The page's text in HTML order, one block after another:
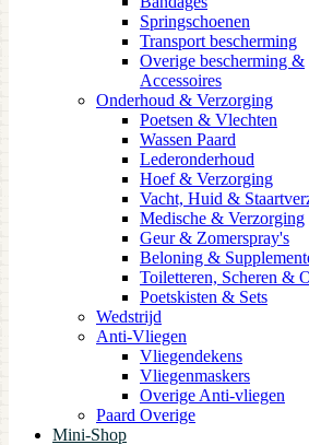
Springschoenen
Transport bescherming
Overige bescherming &
Accessoires
Onderhoud & Verzorging
Poetsen & Vlechten
Wassen Paard
Lederonderhoud
Hoef & Verzorging
Vacht, Huid &
Medische & Verzorging
Geur & Zomerspray's
Beloning &
Toiletteren, Scheren &
Poetskisten & Sets
Wedstrijd
Anti-Vliegen
Vliegendekens
Vliegenmaskers
Overige Anti-vliegen
Paard Overige
Mini-Shop